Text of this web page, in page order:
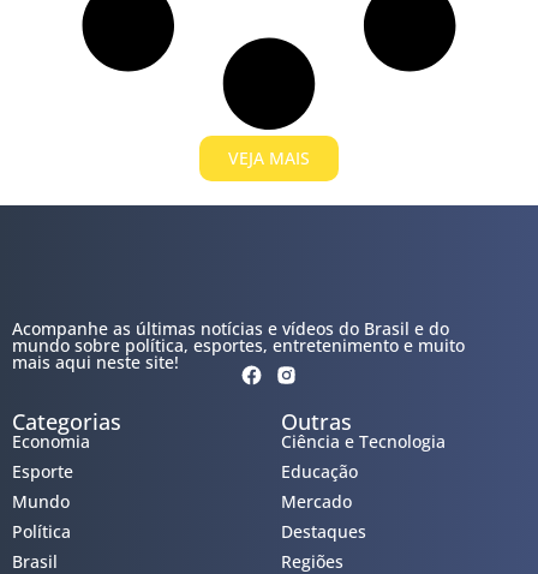
VEJA MAIS
Acompanhe as últimas notícias e vídeos do Brasil e do
mundo sobre política, esportes, entretenimento e muito
mais aqui neste site!
Categorias
Economia
Esporte
Mundo
Política
Brasil
Outras
Ciência e Tecnologia
Educação
Mercado
Destaques
Regiões